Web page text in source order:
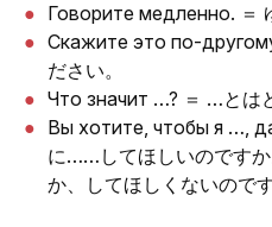
Говорите медленно. ＝
Скажите это по-
ださい。
Что значит …? ＝ …とは
Вы хотите, чтобы я …,
に……してほしいのです
か、してほしくないので